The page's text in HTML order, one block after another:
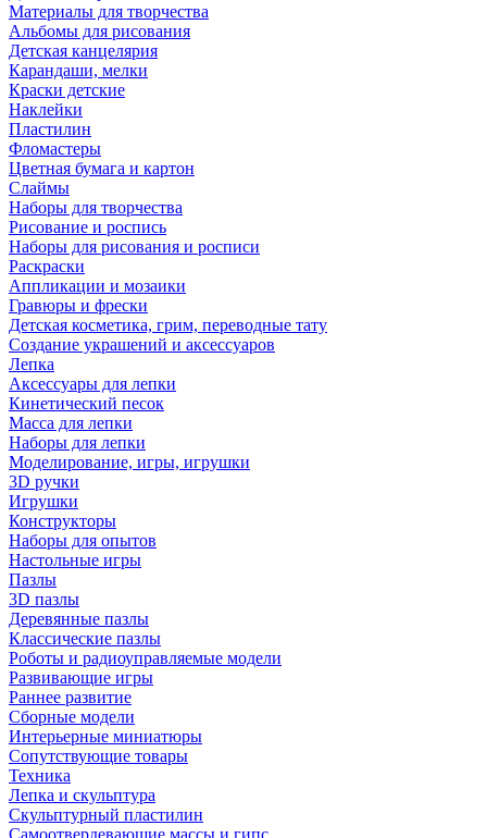
Материалы для творчества
Альбомы для рисования
Детская канцелярия
Карандаши, мелки
Краски детские
Наклейки
Пластилин
Фломастеры
Цветная бумага и картон
Слаймы
Наборы для творчества
Рисование и роспись
Наборы для рисования и росписи
Раскраски
Аппликации и мозаики
Гравюры и фрески
Детская косметика, грим, переводные тату
Создание украшений и аксессуаров
Лепка
Аксессуары для лепки
Кинетический песок
Масса для лепки
Наборы для лепки
Моделирование, игры, игрушки
3D ручки
Игрушки
Конструкторы
Наборы для опытов
Настольные игры
Пазлы
3D пазлы
Деревянные пазлы
Классические пазлы
Роботы и радиоуправляемые модели
Развивающие игры
Раннее развитие
Сборные модели
Интерьерные миниатюры
Сопутствующие товары
Техника
Лепка и скульптура
Скульптурный пластилин
Самоотвердевающие массы и гипс